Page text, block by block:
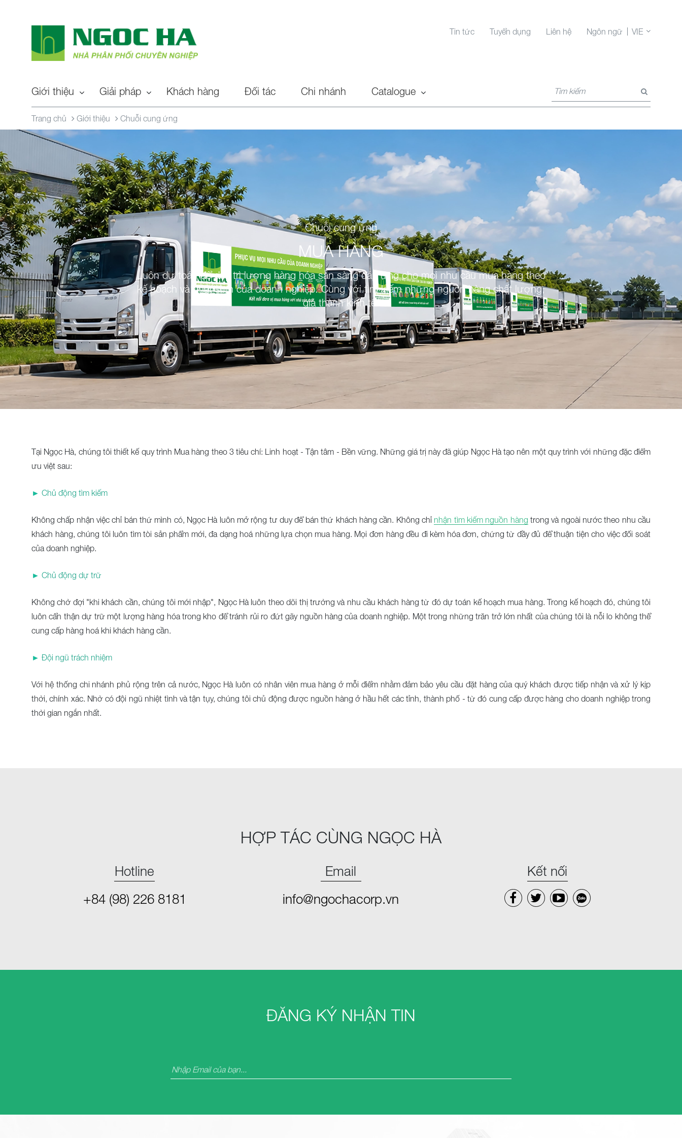
Tin tức Tuyển dụng Liên hệ Ngôn ngữ VIE
Giới thiệu Giải pháp Khách hàng Đối tác Chi nhánh Catalogue
Trang chủ Giới thiệu Chuỗi cung ứng
Chuỗi cung ứng
MUA HÀNG
Luôn dự toán để duy trì lượng hàng hóa sẵn sàng đáp ứng cho mọi nhu cầu mua hàng theo
kế hoạch và phát sinh của doanh nghiệp. Cùng với tìm kiếm những nguồn hàng chất lượng,
giá thành kinh tế.
Tại Ngọc Hà, chúng tôi thiết kế quy trình Mua hàng theo 3 tiêu chí: Linh hoạt - Tận tâm - Bền vững. Những giá trị này đã giúp Ngọc Hà tạo nên một quy trình với những đặc điểm
ưu việt sau:
► Chủ động tìm kiếm
Không chấp nhận việc chỉ bán thứ mình có, Ngọc Hà luôn mở rộng tư duy để bán thứ khách hàng cần. Không chỉ nhận tìm kiếm nguồn hàng trong và ngoài nước theo nhu cầu
khách hàng, chúng tôi luôn tìm tòi sản phẩm mới, đa dạng hoá những lựa chọn mua hàng. Mọi đơn hàng đều đi kèm hóa đơn, chứng từ đầy đủ để thuận tiện cho việc đối soát
của doanh nghiệp.
► Chủ động dự trữ
Không chờ đợi "khi khách cần, chúng tôi mới nhập", Ngọc Hà luôn theo dõi thị trường và nhu cầu khách hàng từ đó dự toán kế hoạch mua hàng. Trong kế hoạch đó, chúng tôi
luôn cẩn thận dự trữ một lượng hàng hóa trong kho để tránh rủi ro đứt gãy nguồn hàng của doanh nghiệp. Một trong những trăn trở lớn nhất của chúng tôi là nỗi lo không thể
cung cấp hàng hoá khi khách hàng cần.
► Đội ngũ trách nhiệm
Với hệ thống chi nhánh phủ rộng trên cả nước, Ngọc Hà luôn có nhân viên mua hàng ở mỗi điểm nhằm đảm bảo yêu cầu đặt hàng của quý khách được tiếp nhận và xử lý kịp
thời, chính xác. Nhờ có đội ngũ nhiệt tình và tận tụy, chúng tôi chủ động được nguồn hàng ở hầu hết các tỉnh, thành phố - từ đó cung cấp được hàng cho doanh nghiệp trong
thời gian ngắn nhất.
HỢP TÁC CÙNG NGỌC HÀ
Hotline
+84 (98) 226 8181
Email
info@ngochacorp.vn
Kết nối
ĐĂNG KÝ NHẬN TIN